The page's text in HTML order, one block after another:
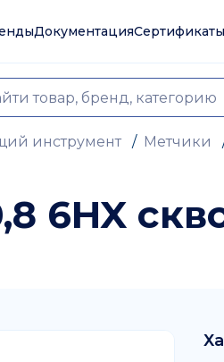
ДокументацияСертификаты
инструмент / Метчики
6HX